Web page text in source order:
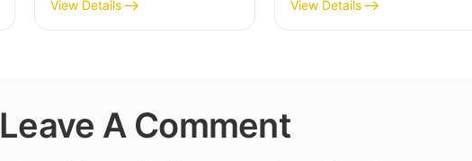
priemyselné závody,
View Details
výstavných siení,
View Details
Leave A Comment